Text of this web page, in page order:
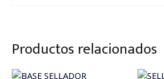
Productos relacionados